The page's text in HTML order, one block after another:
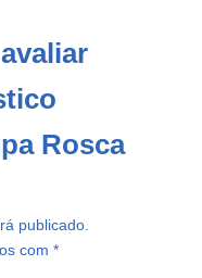
Rosca
publicado.
com *